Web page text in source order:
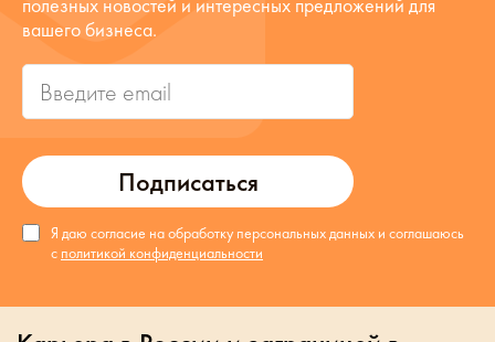
Подписаться
вашего бизнеса.
Я даю согласие на обработку персональных данных и соглашаюсь
с политикой конфиденциальности